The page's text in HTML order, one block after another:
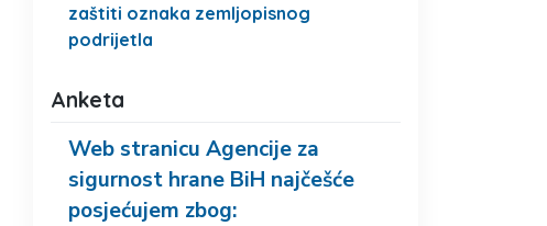
zaštiti oznaka zemljopisnog
podrijetla
Anketa
Web stranicu Agencije za
sigurnost hrane BiH najčešće
posjećujem zbog: